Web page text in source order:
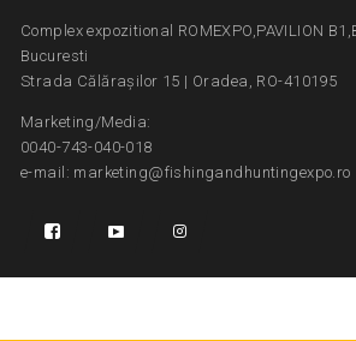
Complex expozitional ROMEXPO,PAVILION
Bucuresti
Strada Călărașilor 15 | Oradea, RO-410195
Marketing/Media:
0040-743-040-018
e-mail: marketing@fishingandhuntingexpo.ro